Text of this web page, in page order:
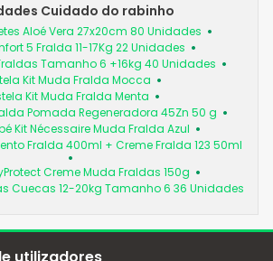
Cuidado do rabinho
Aloé Vera 27x20cm 80 Unidades
5 Fralda 11-17Kg 22 Unidades
Tamanho 6 +16kg 40 Unidades
Kit Muda Fralda Mocca
Kit Muda Fralda Menta
Pomada Regeneradora 45Zn 50 g
Kit Nécessaire Muda Fralda Azul
Fralda 400ml + Creme Fralda 123 50ml
Creme Muda Fraldas 150g
Cuecas 12-20kg Tamanho 6 36 Unidades
utilizadores